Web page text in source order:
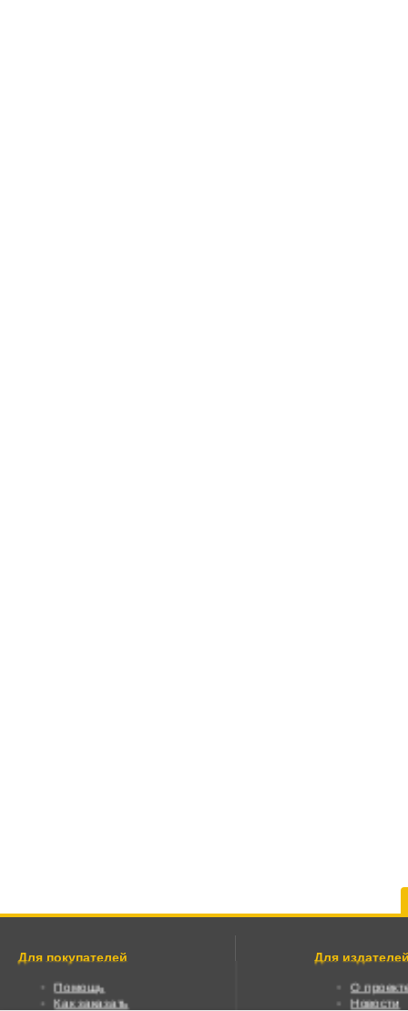
Для покупателей
Помощь
Как заказать
Для
О
Новости